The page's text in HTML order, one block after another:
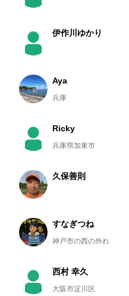
伊作川ゆかり
Aya
兵庫
Ricky
兵庫県加東市
久保善則
すなぎつね
神戸市の西の外れ
西村 幸久
大阪市淀川区